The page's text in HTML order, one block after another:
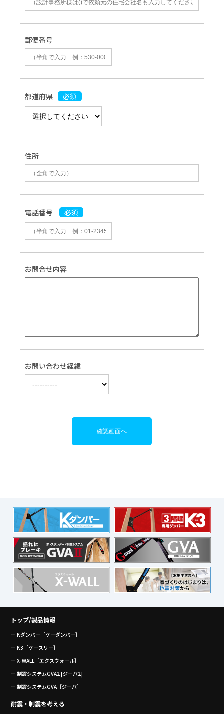
郵便番号
都道府県 必須
住所
電話番号 必須
お問合せ内容
お問い合わせ経緯
トップ/製品情報
ー Kダンパー［ケーダンパー］
ー K3［ケースリー］
ー X-WALL［エクスウォール］
ー 制震システムGVA2 [ジーバ2]
ー 制震システムGVA［ジーバ］
耐震・制震を考える